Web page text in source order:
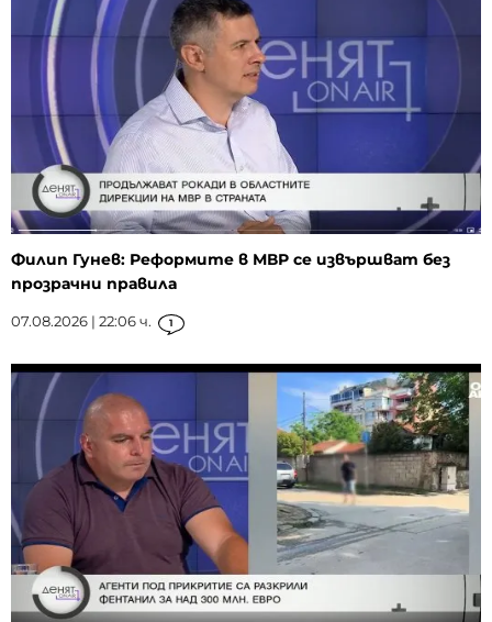
Филип Гунев: Реформите в МВР се извършват без
прозрачни правила
07.08.2026 | 22:06 ч. 1